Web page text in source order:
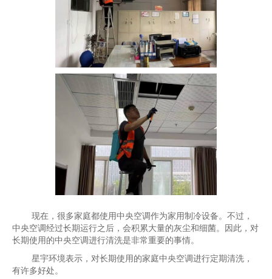
现在，很多家庭都使用中央空调作为家用制冷设备。不过，
中央空调经过长期运行之后，会积累大量的灰尘和细菌。因此，对
长期使用的中央空调进行清洗是非常重要的事情。
星宇环境表示，对长期使用的家庭中央空调进行定期清洗，
有许多好处。